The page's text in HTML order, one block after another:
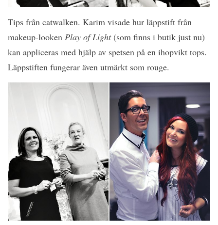
Tips från catwalken. Karim visade hur läppstift från
makeup-looken Play of Light(som finns i butik just nu)
kan appliceras med hjälp av spetsen på en ihopvikt tops.
Läppstiften fungerar även utmärkt som rouge.